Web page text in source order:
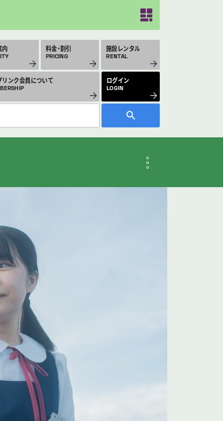
内 料金・割引
PRICING
施設レンタル
RENTAL
リンク会員について ログイン
LOGIN